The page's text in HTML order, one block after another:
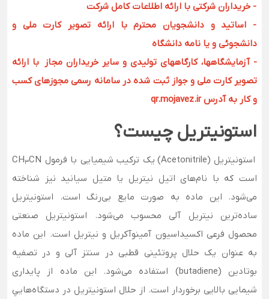
- خریداران شرکتی با ارائه اطلاعات کامل شرکت
- اساتید و دانشجویان محترم با ارائه تصویر کارت ملی و
دانشجوئی و یا نامه دانشگاه
- آزمایشگاهها، کارگاههای تولیدی و سایر خریداران مجاز با ارائه
تصویر کارت ملی و جواز ثبت شده در سامانه رسمی مجوزهای کسب
و کار به آدرس qr.mojavez.ir
استونیتریل چیست؟
استونیتریل (Acetonitrile) یک ترکیب شیمیایی با فرمول CH 3CN
است که با نام‌های اتیل نیتریل یا متیل سیانید نیز شناخته
می‌شود. این ماده به صورت مایع بی‌رنگ است. استونیتریل
ساده‌ترین نیتریل آلی محسوب می‌شود. استونیتریل صنعتی
محصول فرعی اکسیداسیون آمینو‌آکریل و نیتریل است. این ماده
به عنوان یک حلال پروتئینی قطبی در سنتز آلی و در تصفیه
بوتادین (butadiene) استفاده می‌شود. این ماده از پایداری
شیمایی بالایی برخوردار است. از حلال استونيتريل در دستگاه‌هايي